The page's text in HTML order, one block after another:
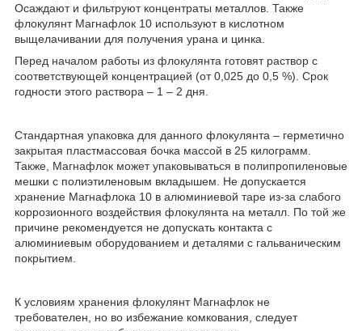
Осаждают и фильтруют концентраты металлов. Также
флокулянт Магнафлок 10 используют в кислотном
выщелачивании для получения урана и цинка.
Перед началом работы из флокулянта готовят раствор с
соответствующей концентрацией (от 0,025 до 0,5 %). Срок
годности этого раствора – 1 – 2 дня.
Стандартная упаковка для данного флокулянта – герметично
закрытая пластмассовая бочка массой в 25 килограмм.
Также, Магнафлок может упаковываться в полипропиленовые
мешки с полиэтиленовым вкладышем. Не допускается
хранение Магнафлока 10 в алюминиевой таре из-за слабого
коррозионного воздействия флокулянта на металл. По той же
причине рекомендуется не допускать контакта с
алюминиевым оборудованием и деталями с гальваническим
покрытием.
К условиям хранения флокулянт Магнафлок не
требователен, но во избежание комкования, следует